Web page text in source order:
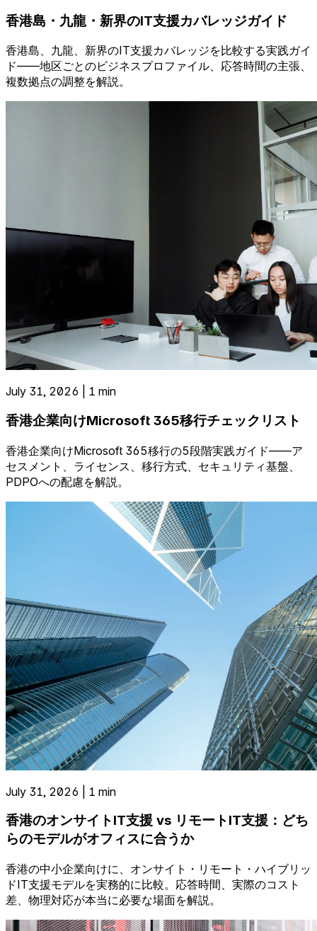
香港島・九龍・新界のIT支援カバレッジガイド
香港島、九龍、新界のIT支援カバレッジを比較する実践ガイ
ド——地区ごとのビジネスプロファイル、応答時間の主張、
複数拠点の調整を解説。
July 31, 2026 | 1 min
香港企業向けMicrosoft 365移行チェックリスト
香港企業向けMicrosoft 365移行の5段階実践ガイド——ア
セスメント、ライセンス、移行方式、セキュリティ基盤、
PDPOへの配慮を解説。
July 31, 2026 | 1 min
香港のオンサイトIT支援 vs リモートIT支援：どち
らのモデルがオフィスに合うか
香港の中小企業向けに、オンサイト・リモート・ハイブリッ
ドIT支援モデルを実務的に比較。応答時間、実際のコスト
差、物理対応が本当に必要な場面を解説。